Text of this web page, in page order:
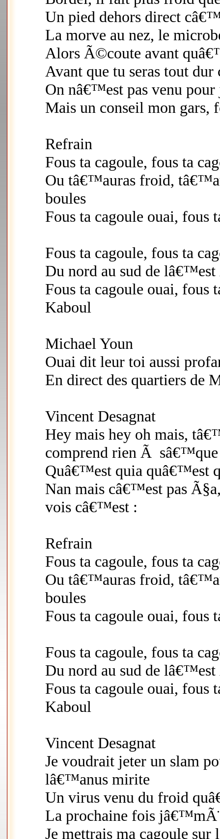
Un pied dehors direct
La morve au nez, le
Alors Ã©coute avant
Avant que tu seras tout
On nâ€™est pas venu pour
Mais un conseil mon gars,
Refrain
Fous ta cagoule, fous ta
Ou tâ€™auras froid,
boules
Fous ta cagoule ouai, fous
Fous ta cagoule, fous ta
Du nord au sud de
Fous ta cagoule ouai,
Kaboul
Michael Youn
Ouai dit leur toi aussi
En direct des quartiers de
Vincent Desagnat
Hey mais hey oh mais,
comprend rien Ã
Quâ€™est quia quâ€™est
Nan mais câ€™est pas
vois câ€™est :
Refrain
Fous ta cagoule, fous ta
Ou tâ€™auras froid,
boules
Fous ta cagoule ouai, fous
Fous ta cagoule, fous ta
Du nord au sud de
Fous ta cagoule ouai,
Kaboul
Vincent Desagnat
Je voudrait jeter un slam
lâ€™anus mirite
Un virus venu du froid
La prochaine fois
Je mettrais ma cagoule